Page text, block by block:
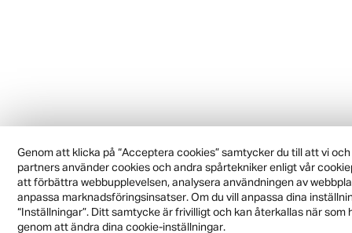
Genom att klicka på “Acceptera cookies” samtycker du till att vi
partners använder cookies och andra spårtekniker enligt vår
att förbättra webbupplevelsen, analysera användningen av
anpassa marknadsföringsinsatser. Om du vill anpassa dina
“Inställningar”. Ditt samtycke är frivilligt och kan återkallas när som
genom att ändra dina cookie-inställningar.